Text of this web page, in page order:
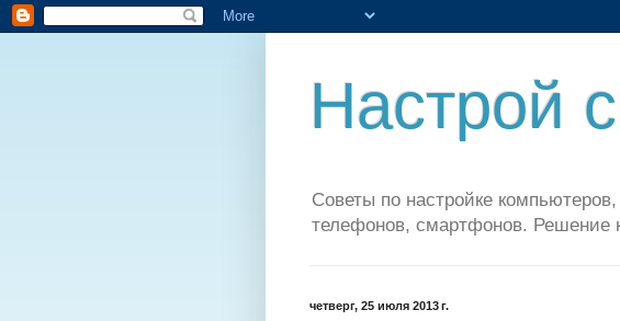
Настрой
Советы по настройке
телефонов, смартфонов. Решение
четверг, 25 июля 2013 г.